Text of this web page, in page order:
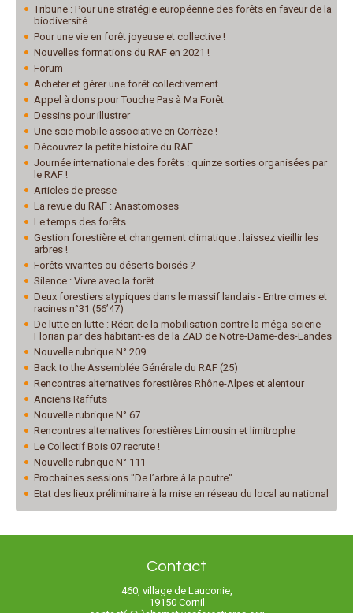
Tribune : Pour une stratégie européenne des forêts en faveur de la
biodiversité
Pour une vie en forêt joyeuse et collective !
Nouvelles formations du RAF en 2021 !
Forum
Acheter et gérer une forêt collectivement
Appel à dons pour Touche Pas à Ma Forêt
Dessins pour illustrer
Une scie mobile associative en Corrèze !
Découvrez la petite histoire du RAF
Journée internationale des forêts : quinze sorties organisées par
le RAF !
Articles de presse
La revue du RAF : Anastomoses
Le temps des forêts
Gestion forestière et changement climatique : laissez vieillir les
arbres !
Forêts vivantes ou déserts boisés ?
Silence : Vivre avec la forêt
Deux forestiers atypiques dans le massif landais - Entre cimes et
racines n°31 (56’47)
De lutte en lutte : Récit de la mobilisation contre la méga-scierie
Florian par des habitant-es de la ZAD de Notre-Dame-des-Landes
Nouvelle rubrique N° 209
Back to the Assemblée Générale du RAF (25)
Rencontres alternatives forestières Rhône-Alpes et alentour
Anciens Raffuts
Nouvelle rubrique N° 67
Rencontres alternatives forestières Limousin et limitrophe
Le Collectif Bois 07 recrute !
Nouvelle rubrique N° 111
Prochaines sessions "De l’arbre à la poutre"...
Etat des lieux préliminaire à la mise en réseau du local au national
Contact
460, village de Lauconie,
19150 Cornil